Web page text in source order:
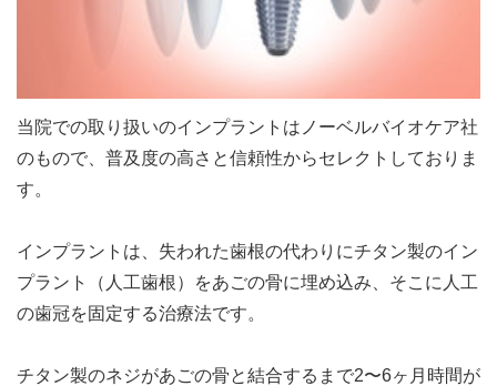
当院での取り扱いのインプラントはノーベルバイオケア社
のもので、普及度の高さと信頼性からセレクトしておりま
す。
インプラントは、失われた歯根の代わりにチタン製のイン
プラント（人工歯根）をあごの骨に埋め込み、そこに人工
の歯冠を固定する治療法です。
チタン製のネジがあごの骨と結合するまで2〜6ヶ月時間が